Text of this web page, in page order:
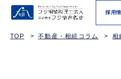
採用
TOP 不動産・相続コラム 相